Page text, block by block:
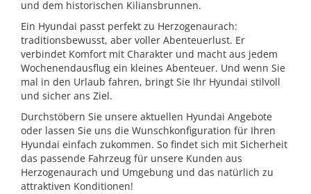
und dem historischen Kiliansbrunnen.
Ein Hyundai passt perfekt zu Herzogenaurach:
traditionsbewusst, aber voller Abenteuerlust. Er
verbindet Komfort mit Charakter und macht aus jedem
Wochenendausflug ein kleines Abenteuer. Und wenn Sie
mal in den Urlaub fahren, bringt Sie Ihr Hyundai stilvoll
und sicher ans Ziel.
Durchstöbern Sie unsere aktuellen Hyundai Angebote
oder lassen Sie uns die Wunschkonfiguration für Ihren
Hyundai einfach zukommen. So findet sich mit Sicherheit
das passende Fahrzeug für unsere Kunden aus
Herzogenaurach und Umgebung und das natürlich zu
attraktiven Konditionen!